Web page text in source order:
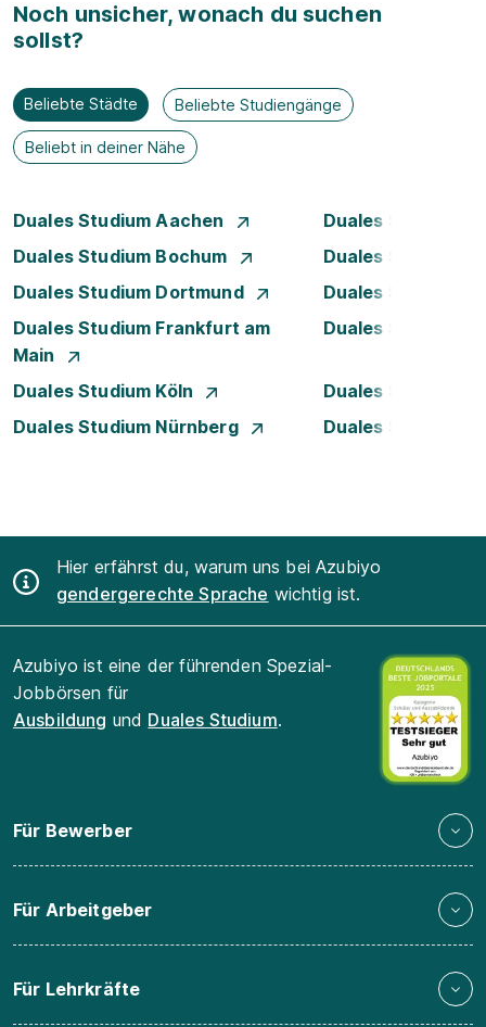
Noch unsicher, wonach du suchen
sollst?
Beliebte Städte Beliebte Studiengänge
Beliebt in deiner Nähe
Duales Studium Aachen
Duales Studium
Duales Studium Bochum
Duales Studium
Duales Studium Dortmund
Duales Studium
Duales Studium Frankfurt am
Main
Duales Studium
Duales Studium Köln
Duales Studium
Duales Studium Nürnberg
Duales Studium
Hier erfährst du, warum uns bei Azubiyo
gendergerechte Sprache wichtig ist.
Azubiyo ist eine der führenden Spezial-
Jobbörsen für
Ausbildung und Duales Studium.
Für Bewerber
Für Arbeitgeber
Für Lehrkräfte